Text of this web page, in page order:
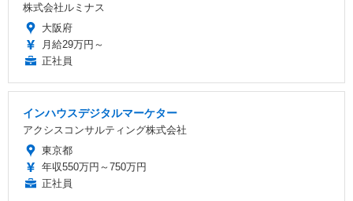
株式会社ルミナス
大阪府
月給29万円～
正社員
インハウスデジタルマーケター
アクシスコンサルティング株式会社
東京都
年収550万円～750万円
正社員